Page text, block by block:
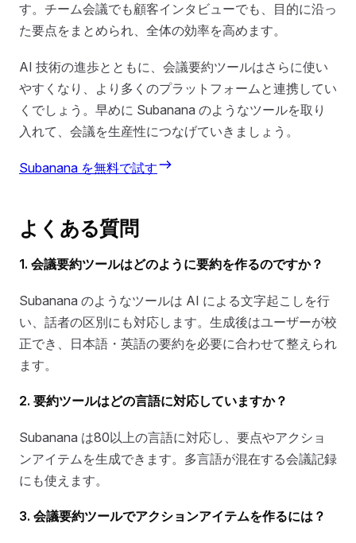
す。チーム会議でも顧客インタビューでも、目的に沿っ
た要点をまとめられ、全体の効率を高めます。
AI 技術の進歩とともに、会議要約ツールはさらに使い
やすくなり、より多くのプラットフォームと連携してい
くでしょう。早めに Subanana のようなツールを取り
入れて、会議を生産性につなげていきましょう。
Subanana を無料で試す
よくある質問
1. 会議要約ツールはどのように要約を作るのですか？
Subanana のようなツールは AI による文字起こしを行
い、話者の区別にも対応します。生成後はユーザーが校
正でき、日本語・英語の要約を必要に合わせて整えられ
ます。
2. 要約ツールはどの言語に対応していますか？
Subanana は80以上の言語に対応し、要点やアクショ
ンアイテムを生成できます。多言語が混在する会議記録
にも使えます。
3. 会議要約ツールでアクションアイテムを作るには？